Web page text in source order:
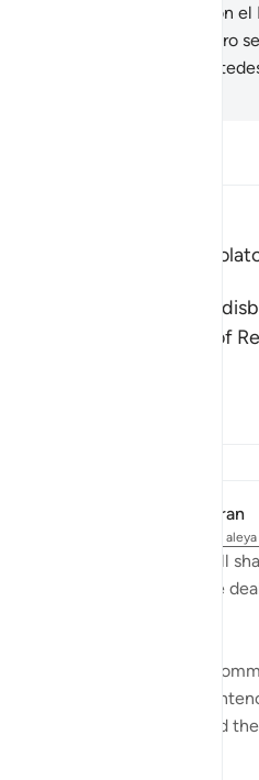
The arguing of the
Allah tells us that the
another in the arena of
In the Shade of the Quran
On that day, they all will
suffering. Thus shall We
At this point, another
time it sounds like a
both the misleaders and
Ustedes [que rechazaron
Pero
retribuirá por lo que